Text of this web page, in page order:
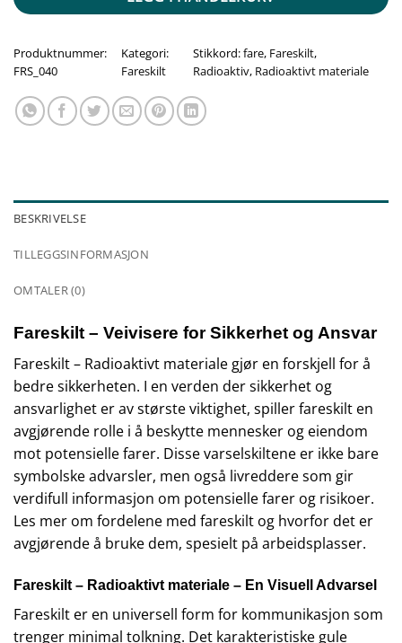
Produktnummer:
FRS_040
Kategori:
Fareskilt
Stikkord:fare, Fareskilt,
Radioaktiv, Radioaktivt materiale
BESKRIVELSE
TILLEGGSINFORMASJON
OMTALER (0)
Fareskilt – Veivisere for Sikkerhet og Ansvar
Fareskilt – Radioaktivt materiale gjør en forskjell for å
bedre sikkerheten. I en verden der sikkerhet og
ansvarlighet er av største viktighet, spiller fareskilt en
avgjørende rolle i å beskytte mennesker og eiendom
mot potensielle farer. Disse varselskiltene er ikke bare
symbolske advarsler, men også livreddere som gir
verdifull informasjon om potensielle farer og risikoer.
Les mer om fordelene med fareskilt og hvorfor det er
avgjørende å bruke dem, spesielt på arbeidsplasser.
Fareskilt – Radioaktivt materiale – En Visuell Advarsel
Fareskilt er en universell form for kommunikasjon som
trenger minimal tolkning. Det karakteristiske gule